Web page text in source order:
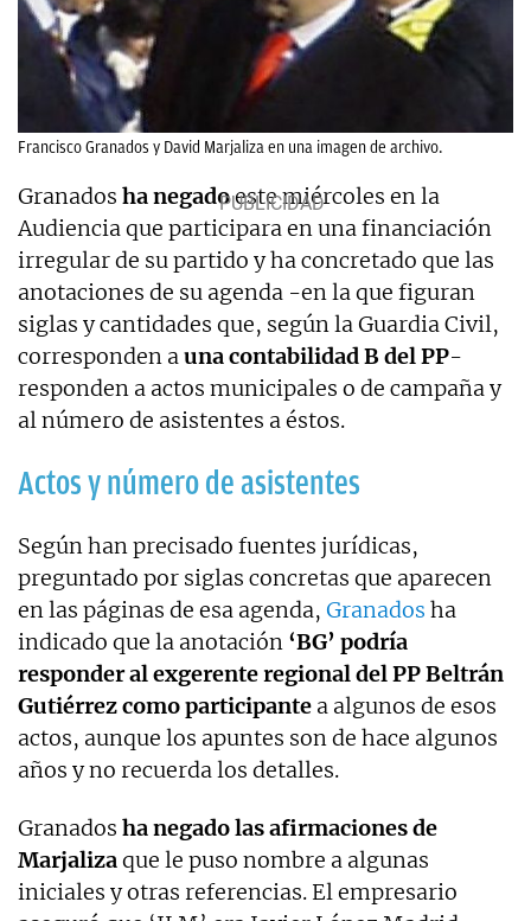
Francisco Granados y David Marjaliza en una imagen de archivo.
Granados ha negadoeste miércoles en la
Audiencia que participara en una financiación
irregular de su partido y ha concretado que las
anotaciones de su agenda -en la que figuran
siglas y cantidades que, según la Guardia Civil,
corresponden auna contabilidad B del PP-
responden a actos municipales o de campaña y
al número de asistentes a éstos.
Actos y número de asistentes
Según han precisado fuentes jurídicas,
preguntado por siglas concretas que aparecen
en las páginas de esa agenda, Granados ha
indicado que la anotación ‘BG’ podría
responder al exgerente regional del PP Beltrán
Gutiérrez como participante a algunos de esos
actos, aunque los apuntes son de hace algunos
años y no recuerda los detalles.
Granados ha negado las afirmaciones de
Marjalizaque le puso nombre a algunas
iniciales y otras referencias. El empresario